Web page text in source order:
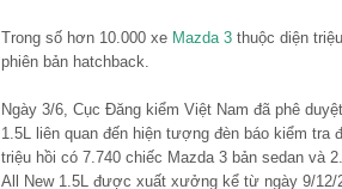
Trong số hơn 10.000 xe Mazda 3 thuộc diện
phiên bản hatchback.
Ngày 3/6, Cục Đăng kiểm Việt Nam đã phê
1.5L liên quan đến hiện tượng đèn báo kiểm tra
triệu hồi có 7.740 chiếc Mazda 3 bản sedan và
All New 1.5L được xuất xưởng kể từ ngày 9/12/